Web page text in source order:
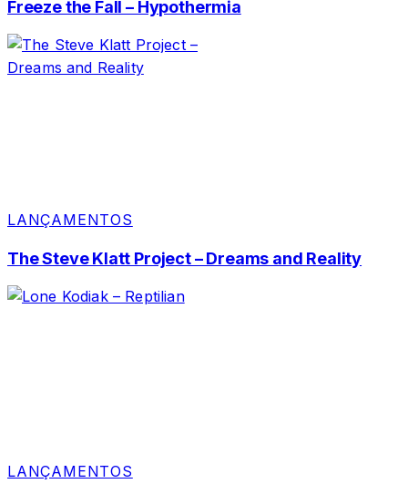
Freeze the Fall – Hypothermia
LANÇAMENTOS
The Steve Klatt Project – Dreams and Reality
LANÇAMENTOS